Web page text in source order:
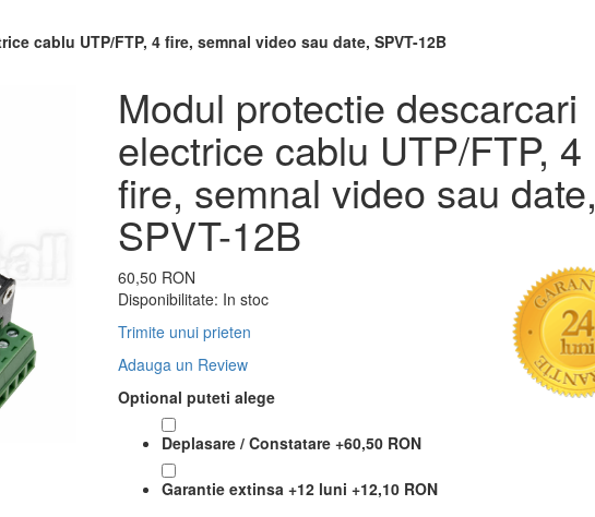
cablu UTP/FTP, 4 fire, semnal video sau date, SPVT-12B
Modul protectie descarcari
electrice cablu UTP/FTP, 4
fire, semnal video sau date,
SPVT-12B
60,50 RON
Disponibilitate: In stoc
Trimite unui prieten
Adauga un Review
Optional puteti alege
Deplasare / Constatare +60,50 RON
Garantie extinsa +12 luni +12,10 RON